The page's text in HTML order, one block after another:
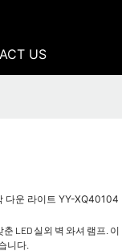
US
다운 라이트 YY-XQ40104
LED 실외 벽 와셔 램프.
니다.